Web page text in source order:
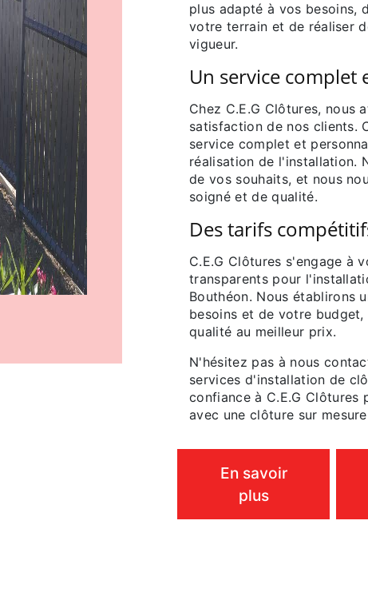
plus adapté à vos besoins,
votre terrain et de réaliser
vigueur.
Un service complet
Chez C.E.G Clôtures, nous
satisfaction de nos clients.
service complet et
réalisation de l'installation.
de vos souhaits, et nous
soigné et de qualité.
Des tarifs
C.E.G Clôtures s'engage à
transparents pour
Bouthéon. Nous établirons
besoins et de votre
qualité au meilleur prix.
N'hésitez pas à nous
services d'installation de
confiance à C.E.G
avec une clôture sur
En savoir
plus